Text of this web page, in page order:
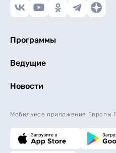
Программы
Ведущие
Новости
Мобильное приложение Европы